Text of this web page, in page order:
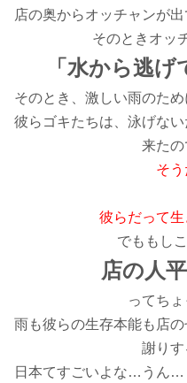
店の奥からオッチャンが
そのときオッ
「水から逃げ
そのとき、激しい雨のた
彼らゴキたちは、泳げな
来たの
そ
彼らだって
でももし
店の人
ってち
雨も彼らの生存本能も店
謝りす
日本てすごいよな…うん…